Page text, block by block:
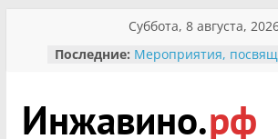
содержимому
Суббота, 8 августа,
Последние: Мероприятия,
гражданин
участнице Великой